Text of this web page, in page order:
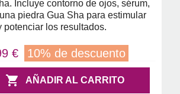
Incluye contorno de ojos, sérum,
piedra Gua Sha para estimular
potenciar los resultados.
€ 10% de descuento
 AÑADIR AL CARRITO